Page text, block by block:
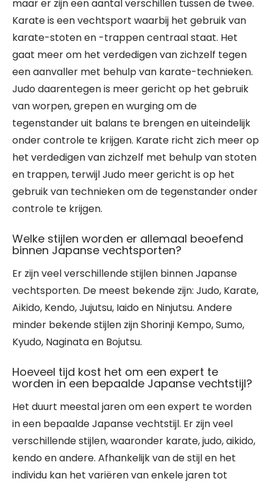
maar er zijn een aantal verschillen tussen de twee.
Karate is een vechtsport waarbij het gebruik van
karate-stoten en -trappen centraal staat. Het
gaat meer om het verdedigen van zichzelf tegen
een aanvaller met behulp van karate-technieken.
Judo daarentegen is meer gericht op het gebruik
van worpen, grepen en wurging om de
tegenstander uit balans te brengen en uiteindelijk
onder controle te krijgen. Karate richt zich meer op
het verdedigen van zichzelf met behulp van stoten
en trappen, terwijl Judo meer gericht is op het
gebruik van technieken om de tegenstander onder
controle te krijgen.
Welke stijlen worden er allemaal beoefend
binnen Japanse vechtsporten?
Er zijn veel verschillende stijlen binnen Japanse
vechtsporten. De meest bekende zijn: Judo, Karate,
Aikido, Kendo, Jujutsu, Iaido en Ninjutsu. Andere
minder bekende stijlen zijn Shorinji Kempo, Sumo,
Kyudo, Naginata en Bojutsu.
Hoeveel tijd kost het om een expert te
worden in een bepaalde Japanse vechtstijl?
Het duurt meestal jaren om een expert te worden
in een bepaalde Japanse vechtstijl. Er zijn veel
verschillende stijlen, waaronder karate, judo, aikido,
kendo en andere. Afhankelijk van de stijl en het
individu kan het variëren van enkele jaren tot